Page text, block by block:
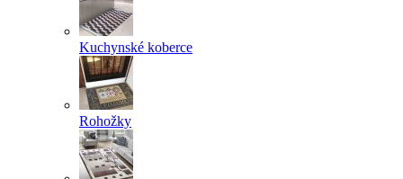
Kuchynské koberce
Rohožky